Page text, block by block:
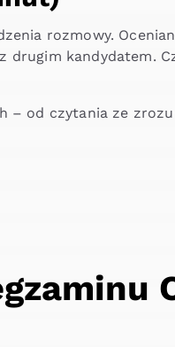
rozmowy.
drugim kandydatem.
– od czytania ze